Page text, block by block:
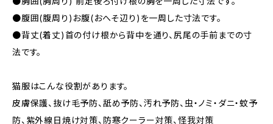
●腹囲(腹周り)お腹(おへそ辺り)を一周した寸法です。
●背丈(着丈)首の付け根から背中を通り、尻尾の手前までの寸
法です。
猫服はこんな役割があります。
皮膚保護、抜け毛予防、舐め予防、汚れ予防、虫・ノミ・ダニ・蚊予
防、紫外線日焼け対策、防寒クーラー対策、怪我対策